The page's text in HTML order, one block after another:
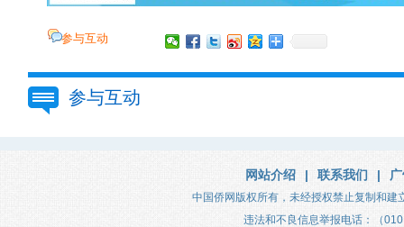
参与互动
参与互动
网站介绍 | 联系我们 |
中国侨网版权所有，未经授权禁止复制和建
违法和不良信息举报电话：（